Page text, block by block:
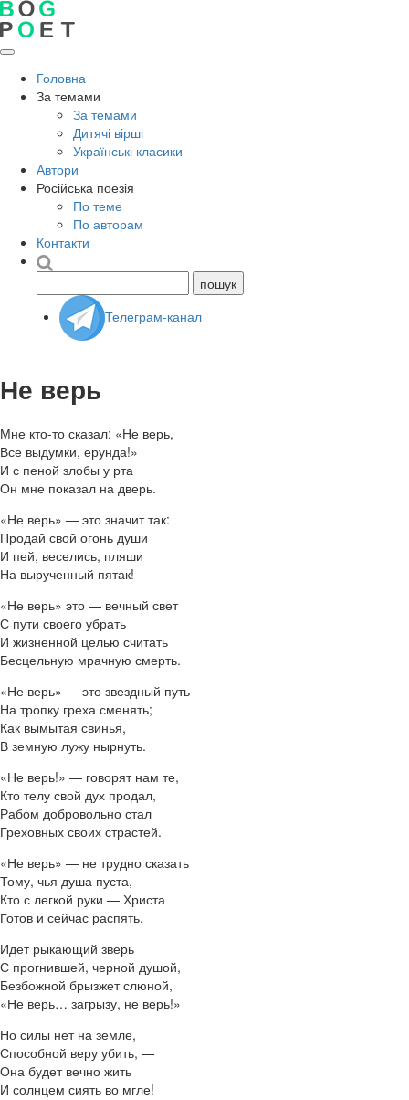
Головна
За темами
За темами
Дитячі вірші
Українські класики
Автори
Російська поезія
По теме
По авторам
Контакти
Телеграм-канал
Не верь
Мне кто-то сказал: «Не верь,
Все выдумки, ерунда!»
И с пеной злобы у рта
Он мне показал на дверь.
«Не верь» — это значит так:
Продай свой огонь души
И пей, веселись, пляши
На вырученный пятак!
«Не верь» это — вечный свет
С пути своего убрать
И жизненной целью считать
Бесцельную мрачную смерть.
«Не верь» — это звездный путь
На тропку греха сменять;
Как вымытая свинья,
В земную лужу нырнуть.
«Не верь!» — говорят нам те,
Кто телу свой дух продал,
Рабом добровольно стал
Греховных своих страстей.
«Не верь» — не трудно сказать
Тому, чья душа пуста,
Кто с легкой руки — Христа
Готов и сейчас распять.
Идет рыкающий зверь
С прогнившей, черной душой,
Безбожной брызжет слюной,
«Не верь… загрызу, не верь!»
Но силы нет на земле,
Способной веру убить, —
Она будет вечно жить
И солнцем сиять во мгле!